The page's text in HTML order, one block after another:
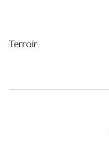
Terroir